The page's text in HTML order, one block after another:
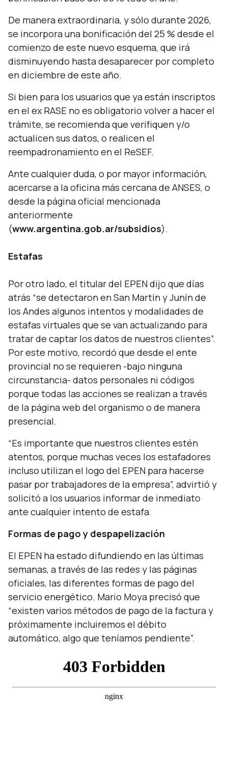
De manera extraordinaria, y sólo durante 2026,
se incorpora una bonificación del 25 % desde el
comienzo de este nuevo esquema, que irá
disminuyendo hasta desaparecer por completo
en diciembre de este año.
Si bien para los usuarios que ya están inscriptos
en el ex RASE no es obligatorio volver a hacer el
trámite, se recomienda que verifiquen y/o
actualicen sus datos, o realicen el
reempadronamiento en el ReSEF.
Ante cualquier duda, o por mayor información,
acercarse a la oficina más cercana de ANSES, o
desde la página oficial mencionada
anteriormente
(www.argentina.gob.ar/subsidios).
Estafas
Por otro lado, el titular del EPEN dijo que días
atrás “se detectaron en San Martín y Junín de
los Andes algunos intentos y modalidades de
estafas virtuales que se van actualizando para
tratar de captar los datos de nuestros clientes”.
Por este motivo, recordó que desde el ente
provincial no se requieren -bajo ninguna
circunstancia- datos personales ni códigos
porque todas las acciones se realizan a través
de la página web del organismo o de manera
presencial.
“Es importante que nuestros clientes estén
atentos, porque muchas veces los estafadores
incluso utilizan el logo del EPEN para hacerse
pasar por trabajadores de la empresa”, advirtió y
solicitó a los usuarios informar de inmediato
ante cualquier intento de estafa.
Formas de pago y despapelización
El EPEN ha estado difundiendo en las últimas
semanas, a través de las redes y las páginas
oficiales, las diferentes formas de pago del
servicio energético. Mario Moya precisó que
“existen varios métodos de pago de la factura y
próximamente incluiremos el débito
automático, algo que teníamos pendiente”.